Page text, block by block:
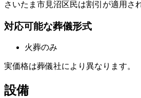
さいたま市見沼区民は割引が適用さ
対応可能な葬儀形式
火葬のみ
実価格は葬儀社により異なります。
設備